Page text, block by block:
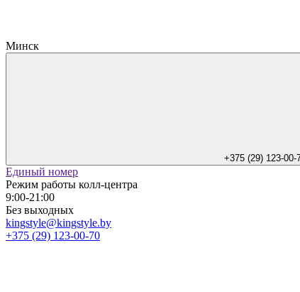
Минск
+375 (29) 123-00-
Единый номер
Режим работы колл-центра
9:00-21:00
Без выходных
kingstyle@kingstyle.by
+375 (29) 123-00-70